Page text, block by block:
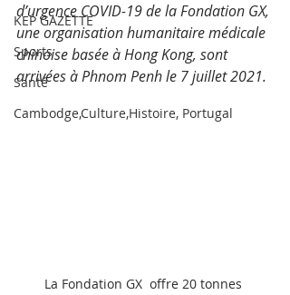
KEP GAZETTE
Sports
Santé
Cambodge,Culture,Histoire, Portugal
d’urgence COVID-19 de la Fondation GX,
une organisation humanitaire médicale
chinoise basée à Hong Kong, sont
arrivées à Phnom Penh le 7 juillet 2021.
La Fondation GX  offre 20 tonnes